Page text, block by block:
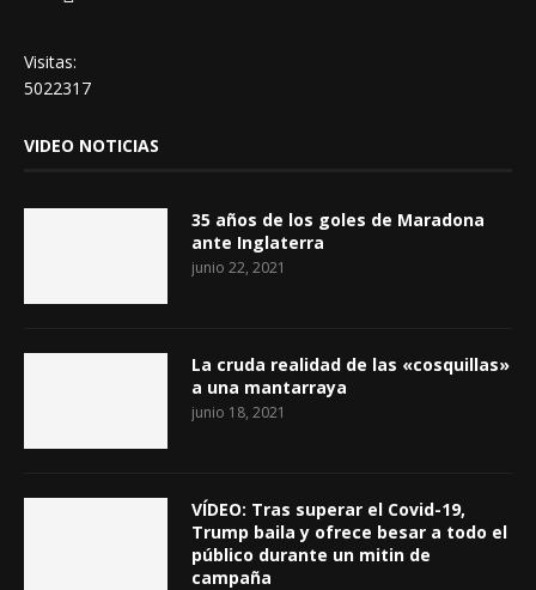
Visitas:
5022317
VIDEO NOTICIAS
35 años de los goles de Maradona
ante Inglaterra
junio 22, 2021
La cruda realidad de las «cosquillas»
a una mantarraya
junio 18, 2021
VÍDEO: Tras superar el Covid-19,
Trump baila y ofrece besar a todo el
público durante un mitin de
campaña